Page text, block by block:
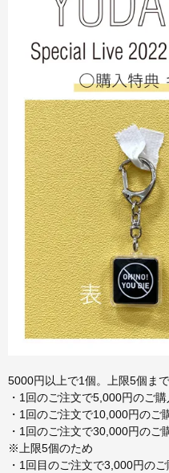
5000円以上で1個。上限5個まで
・1回のご注文で5,000円のご
・1回のご注文で10,000円の
・1回のご注文で30,000円の
※上限5個のため
・1回目のご注文で3,000円の